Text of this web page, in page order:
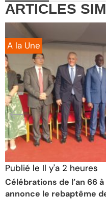
ARTICLES
A la Une
Publié le Il y'a 2 heures
Célébrations de l’an 66
annonce le rebaptême